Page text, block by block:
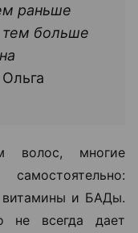
раньше
тем больше
волос, многие
витамины и БАДы.
не всегда дает